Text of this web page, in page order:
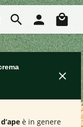
Il
è in genere